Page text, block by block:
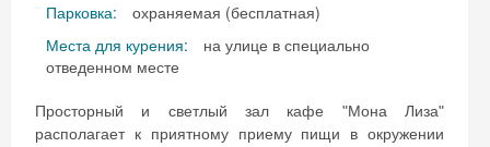
Парковка:
охраняемая (бесплатная)
Места для курения:
на улице в специально
отведенном месте
Просторный и светлый зал кафе "Мона Лиза"
располагает к приятному приему пищи в окружении